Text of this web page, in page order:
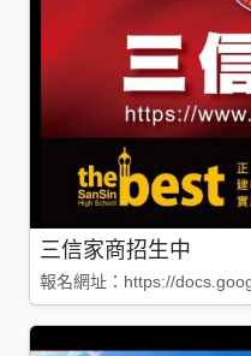
三信家商招生中
報名網址：https://